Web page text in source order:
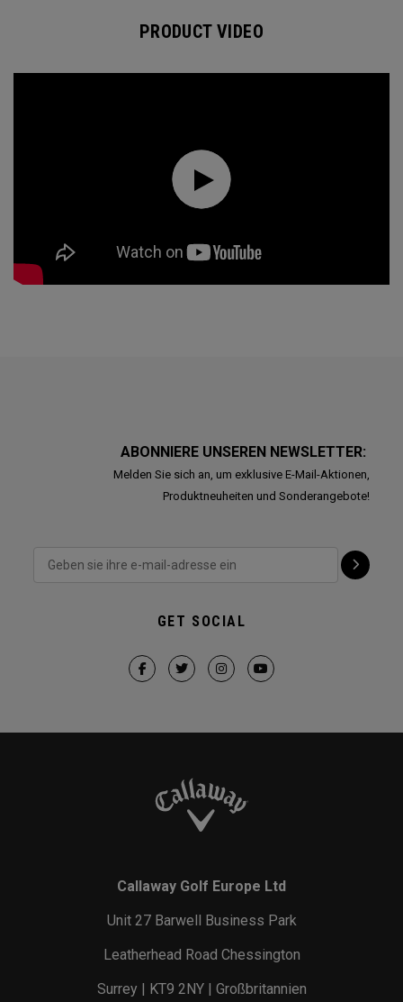
PRODUCT VIDEO
ABONNIERE UNSEREN NEWSLETTER:
Melden Sie sich an, um exklusive E-Mail-Aktionen,
Produktneuheiten und Sonderangebote!
GET SOCIAL
Callaway Golf Europe Ltd
Unit 27 Barwell Business Park
Leatherhead Road Chessington
Surrey | KT9 2NY | Großbritannien